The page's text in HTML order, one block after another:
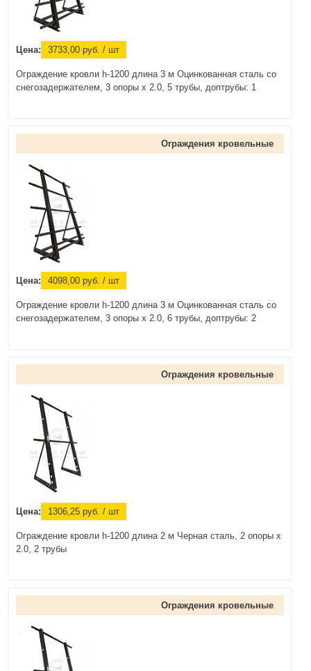
Цена: 3733,00 руб. / шт
Ограждение кровли h-1200 длина 3 м Оцинкованная сталь со
снегозадержателем, 3 опоры х 2.0, 5 трубы, доптрубы: 1
Ограждения кровельные
Цена: 4098,00 руб. / шт
Ограждение кровли h-1200 длина 3 м Оцинкованная сталь со
снегозадержателем, 3 опоры х 2.0, 6 трубы, доптрубы: 2
Ограждения кровельные
Цена: 1306,25 руб. / шт
Ограждение кровли h-1200 длина 2 м Черная сталь, 2 опоры х
2.0, 2 трубы
Ограждения кровельные